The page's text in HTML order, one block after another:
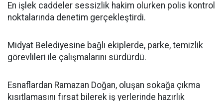
En işlek caddeler sessizlik hakim olurken polis kontrol
noktalarında denetim gerçekleştirdi.
Midyat Belediyesine bağlı ekiplerde, parke, temizlik
görevlileri ile çalışmalarını sürdürdü.
Esnaflardan Ramazan Doğan, oluşan sokağa çıkma
kısıtlamasını fırsat bilerek iş yerlerinde hazırlık